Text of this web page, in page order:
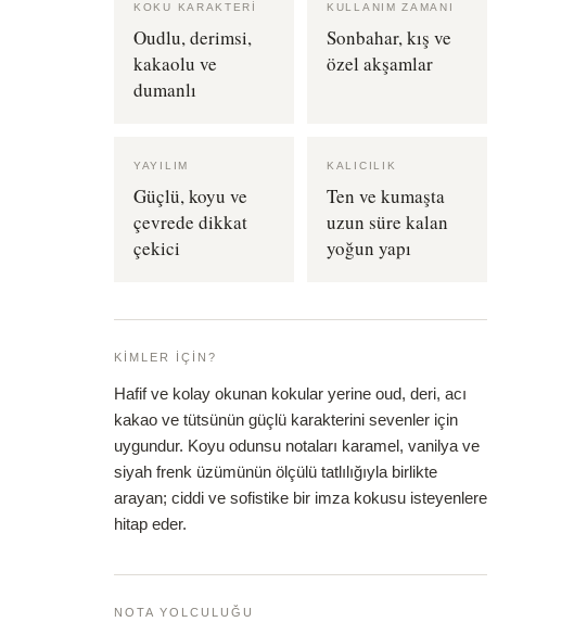
KOKU KARAKTERI
Oudlu, derimsi,
kakaolu ve
dumanlı
KULLANIM ZAMANI
Sonbahar, kış ve
özel akşamlar
YAYILIM
Güçlü, koyu ve
çevrede dikkat
çekici
KALICILIK
Ten ve kumaşta
uzun süre kalan
yoğun yapı
KIMLER İÇIN?
Hafif ve kolay okunan kokular yerine oud, deri, acı
kakao ve tütsünün güçlü karakterini sevenler için
uygundur. Koyu odunsu notaları karamel, vanilya ve
siyah frenk üzümünün ölçülü tatlılığıyla birlikte
arayan; ciddi ve sofistike bir imza kokusu isteyenlere
hitap eder.
NOTA YOLCULUĞU